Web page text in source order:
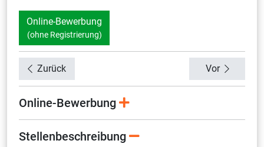
Online-Bewerbung
(ohne Registrierung)
Zurück Vor
Online-Bewerbung
Stellenbeschreibung